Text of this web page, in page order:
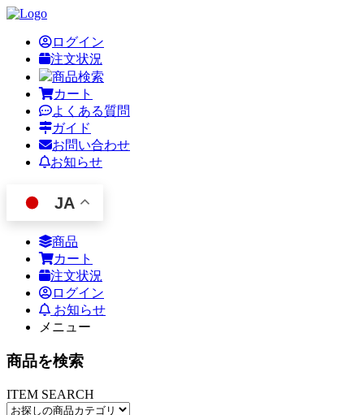
ログイン
注文状況
商品検索
カート
よくある質問
ガイド
お問い合わせ
お知らせ
JA
商品
カート
注文状況
ログイン
お知らせ
メニュー
商品を検索
ITEM SEARCH